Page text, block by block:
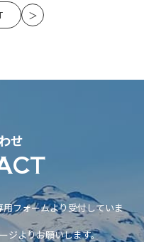
＞
せ
フォームより受付していま
ジよりお願いします。